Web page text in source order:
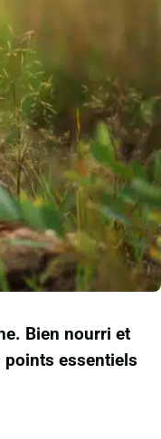
Bien nourri et
points essentiels